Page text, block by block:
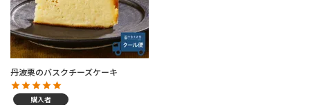
丹波栗のバスクチーズケーキ
購入者